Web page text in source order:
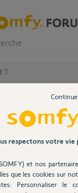
du
du moteur la commande
ce nouveau moteur
IO
respectons votre vie
et nos
que les cookies sur
Personnaliser le